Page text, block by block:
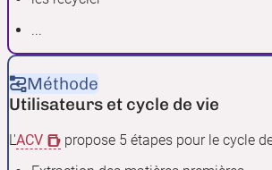
...
Méthode
Utilisateurs et cycle de vie
L'ACV
propose 5 étapes pour le cycle